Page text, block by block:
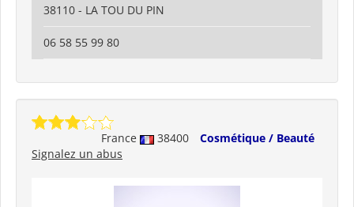
38110 - LA TOU DU PIN
06 58 55 99 80
France 38400
Cosmétique / Beauté
Signalez un abus